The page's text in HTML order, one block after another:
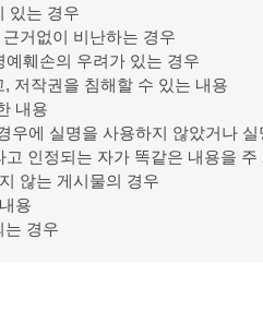
있는 경우
거없이 비난하는 경우
훼손의 우려가 있는 경우
저작권을 침해할 수 있는 내용
내용
우에 실명을 사용하지 않았거나
인정되는 자가 똑같은 내용을
않는 게시물의 경우
용
는 경우